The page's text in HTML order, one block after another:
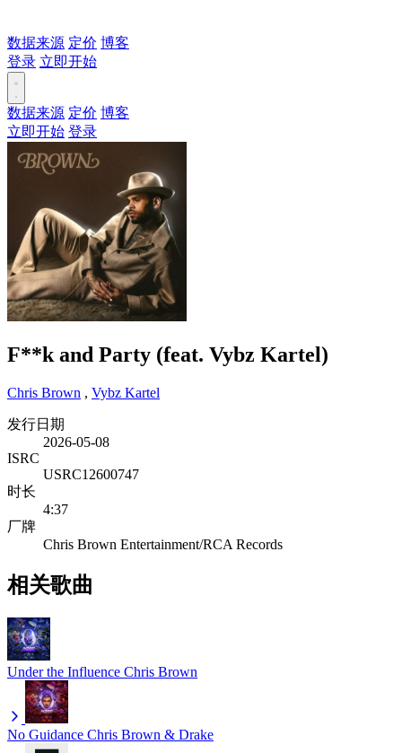
数据来源 定价 博客
登录 立即开始
数据来源 定价 博客
立即开始 登录
F**k and Party (feat. Vybz Kartel)
Chris Brown , Vybz Kartel
发行日期
2026-05-08
ISRC
USRC12600747
时长
4:37
厂牌
Chris Brown Entertainment/RCA Records
相关歌曲
Under the Influence Chris Brown
No Guidance Chris Brown & Drake